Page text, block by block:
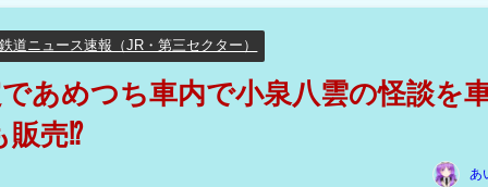
鉄道ニュース速報（JR・第三セクター）
あめつち車内で小泉八雲の怪談を
販売⁉
あ